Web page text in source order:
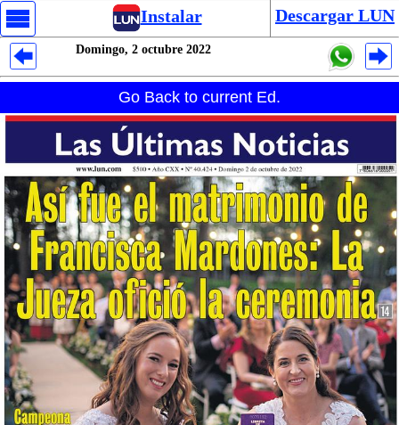
Instalar Descargar LUN
Domingo, 2 octubre 2022
Go Back to current Ed.
Despliegues Analytics
Despliegues Totales
Despliegues por Rubros